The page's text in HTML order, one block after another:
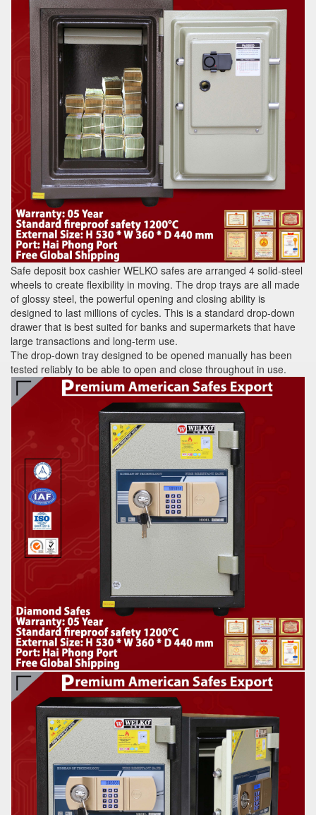
Safe deposit box cashier WELKO safes are arranged 4 solid-steel
wheels to create flexibility in moving. The drop trays are all made
of glossy steel, the powerful opening and closing ability is
designed to last millions of cycles. This is a standard drop-down
drawer that is best suited for banks and supermarkets that have
large transactions and long-term use.
The drop-down tray designed to be opened manually has been
tested reliably to be able to open and close throughout in use.